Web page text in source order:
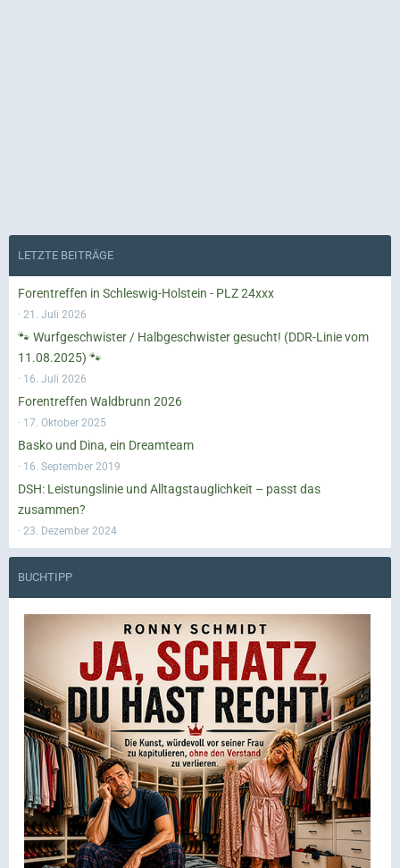
LETZTE BEITRÄGE
Forentreffen in Schleswig-Holstein - PLZ 24xxx
21. Juli 2026
🐾 Wurfgeschwister / Halbgeschwister gesucht! (DDR-Linie vom
11.08.2025) 🐾
16. Juli 2026
Forentreffen Waldbrunn 2026
17. Oktober 2025
Basko und Dina, ein Dreamteam
16. September 2019
DSH: Leistungslinie und Alltagstauglichkeit – passt das
zusammen?
23. Dezember 2024
BUCHTIPP